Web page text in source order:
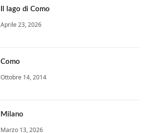
Il lago di Como
Aprile 23, 2026
Como
Ottobre 14, 2014
Milano
Marzo 13, 2026